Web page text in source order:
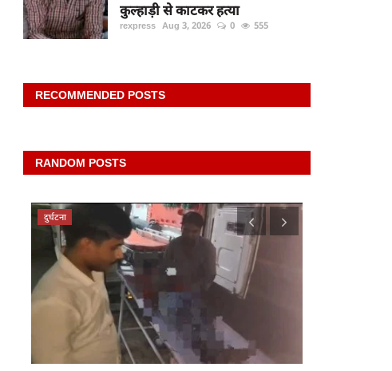
कुल्हाड़ी से काटकर हत्या
rexpress Aug 3, 2026 0 555
RECOMMENDED POSTS
RANDOM POSTS
दुर्घटना